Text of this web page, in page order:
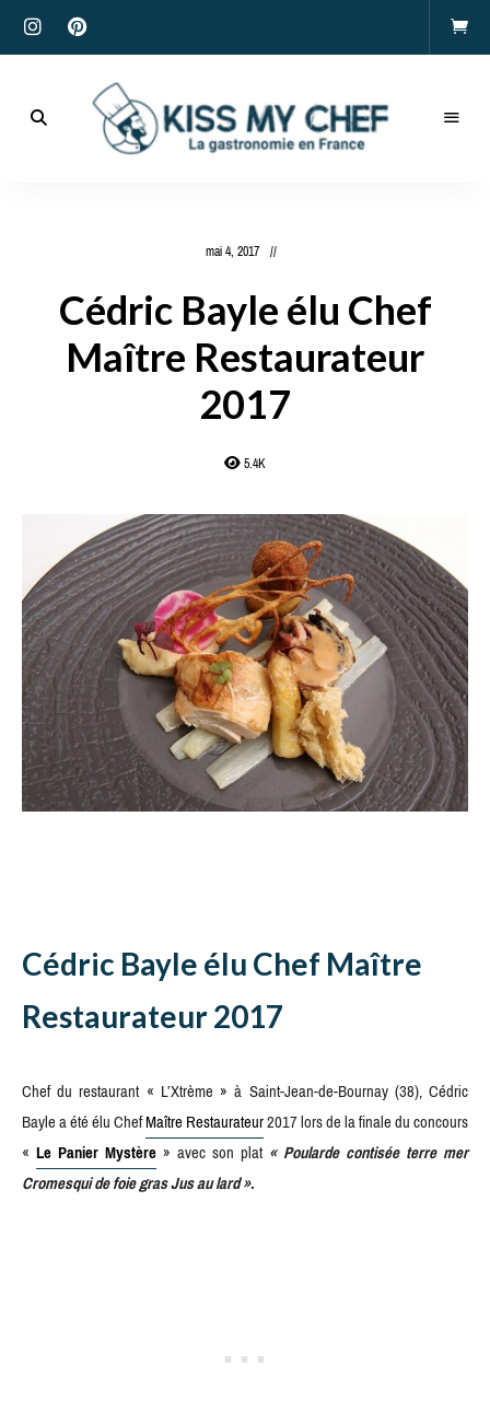
mai 4, 2017
Cédric Bayle élu Chef
Maître Restaurateur
2017
5.4K
Cédric Bayle élu Chef Maître
Restaurateur 2017
Chef du restaurant « L’Xtrème » à Saint-Jean-de-Bournay (38), Cédric
Bayle a été élu ChefMaître Restaurateur2017 lors de la finale du concours
« Le Panier Mystère » avec son plat « Poularde contisée terre mer
Cromesqui de foie gras Jus au lard ».